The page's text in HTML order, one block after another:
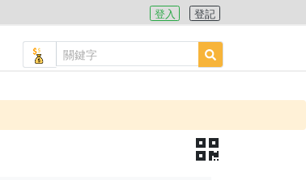
登入 登記